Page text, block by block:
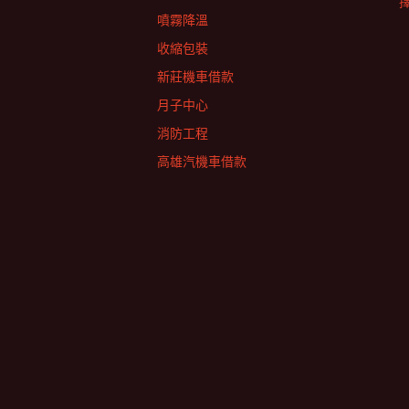
噴霧降溫
收縮包裝
新莊機車借款
月子中心
消防工程
高雄汽機車借款